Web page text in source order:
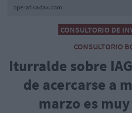
CONSULTORIO DE
CONSULTORIO
Iturralde sobre
de acercarse a
marzo es
operativadax.com